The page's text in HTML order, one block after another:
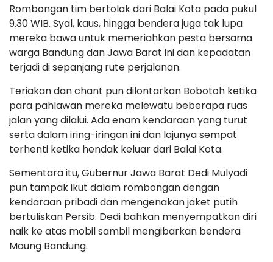
Rombongan tim bertolak dari Balai Kota pada pukul
9.30 WIB. Syal, kaus, hingga bendera juga tak lupa
mereka bawa untuk memeriahkan pesta bersama
warga Bandung dan Jawa Barat ini dan kepadatan
terjadi di sepanjang rute perjalanan.
Teriakan dan chant pun dilontarkan Bobotoh ketika
para pahlawan mereka melewatu beberapa ruas
jalan yang dilalui. Ada enam kendaraan yang turut
serta dalam iring-iringan ini dan lajunya sempat
terhenti ketika hendak keluar dari Balai Kota.
Sementara itu, Gubernur Jawa Barat Dedi Mulyadi
pun tampak ikut dalam rombongan dengan
kendaraan pribadi dan mengenakan jaket putih
bertuliskan Persib. Dedi bahkan menyempatkan diri
naik ke atas mobil sambil mengibarkan bendera
Maung Bandung.